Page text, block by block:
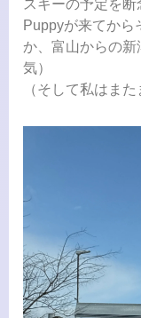
スキーの予定を断
Puppyが来てから
か、富山からの
気）
（そして私はま